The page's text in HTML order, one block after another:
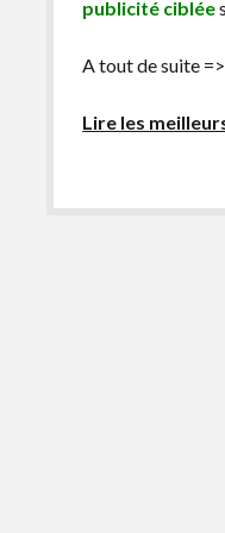
publicité ciblée
A tout de suite =>
Lire les